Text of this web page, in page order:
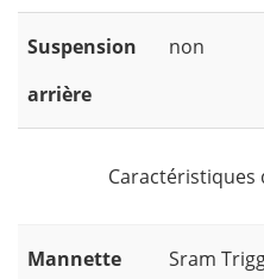
Suspension
arrière
non
Caractéristiques
Mannette
Sram